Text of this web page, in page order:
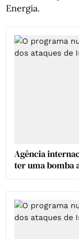
Energia.
Agência
ter uma bomba